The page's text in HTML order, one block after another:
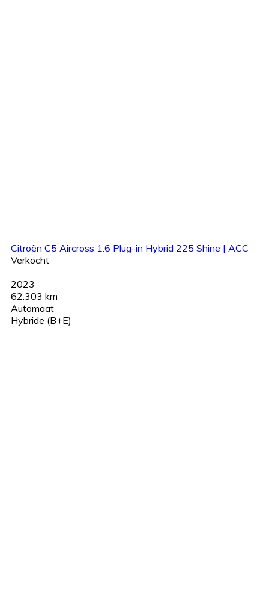
Citroën C5 Aircross 1.6 Plug-in Hybrid 225 Shine | ACC
Verkocht
2023
62.303 km
Automaat
Hybride (B+E)